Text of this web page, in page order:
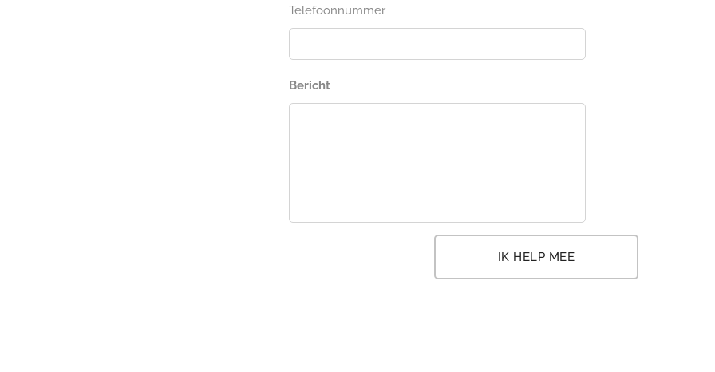
Telefoonnummer
Bericht
IK HELP MEE